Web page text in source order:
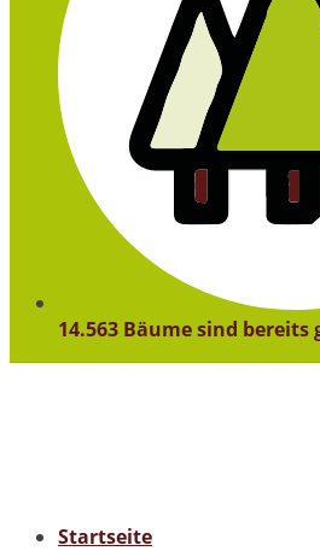
14.563 Bäume sind bereits
Startseite